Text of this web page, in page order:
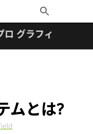
Toggle
Search
ロ グラフィックス
ムとは?